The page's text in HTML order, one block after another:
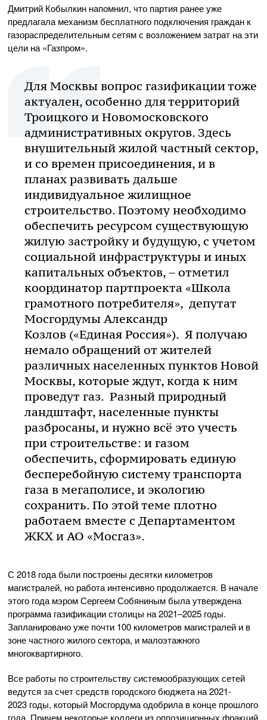
Дмитрий Кобылкин напомнил, что партия ранее уже
предлагала механизм бесплатного подключения граждан к
газораспределительным сетям с возложением затрат на эти
цели на «Газпром».
Для Москвы вопрос газификации тоже
актуален, особенно для территорий
Троицкого и Новомосковского
административных округов. Здесь
внушительный жилой частный сектор,
и со времен присоединения, и в
планах развивать дальше
индивидуальное жилищное
строительство. Поэтому необходимо
обеспечить ресурсом существующую
жилую застройку и будущую, с учетом
социальной инфраструктуры и иных
капитальных объектов, – отметил
координатор партпроекта «Школа
грамотного потребителя», депутат
Мосгордумы Александр
Козлов («Единая Россия»). Я получаю
немало обращений от жителей
различных населенных пунктов Новой
Москвы, которые ждут, когда к ним
проведут газ. Разный природный
ландштафт, населенные пункты
разбросаны, и нужно всё это учесть
при строительстве: и газом
обеспечить, сформировать единую
бесперебойную систему транспорта
газа в мегаполисе, и экологию
сохранить. По этой теме плотно
работаем вместе с Департаментом
ЖКХ и АО «Мосгаз».
С 2018 года были построены десятки километров
магистралей, но работа интенсивно продолжается. В начале
этого года мэром Сергеем Собяниным была утверждена
программа газификации столицы на 2021–2025 годы.
Запланировано уже почти 100 километров магистралей и в
зоне частного жилого сектора, и малоэтажного
многоквартирного.
Все работы по строительству системообразующих сетей
ведутся за счет средств городского бюджета на 2021-
2023 годы, который Мосгордума одобрила в конце прошлого
года. Причем некоторые коллеги из оппозиционных фракций